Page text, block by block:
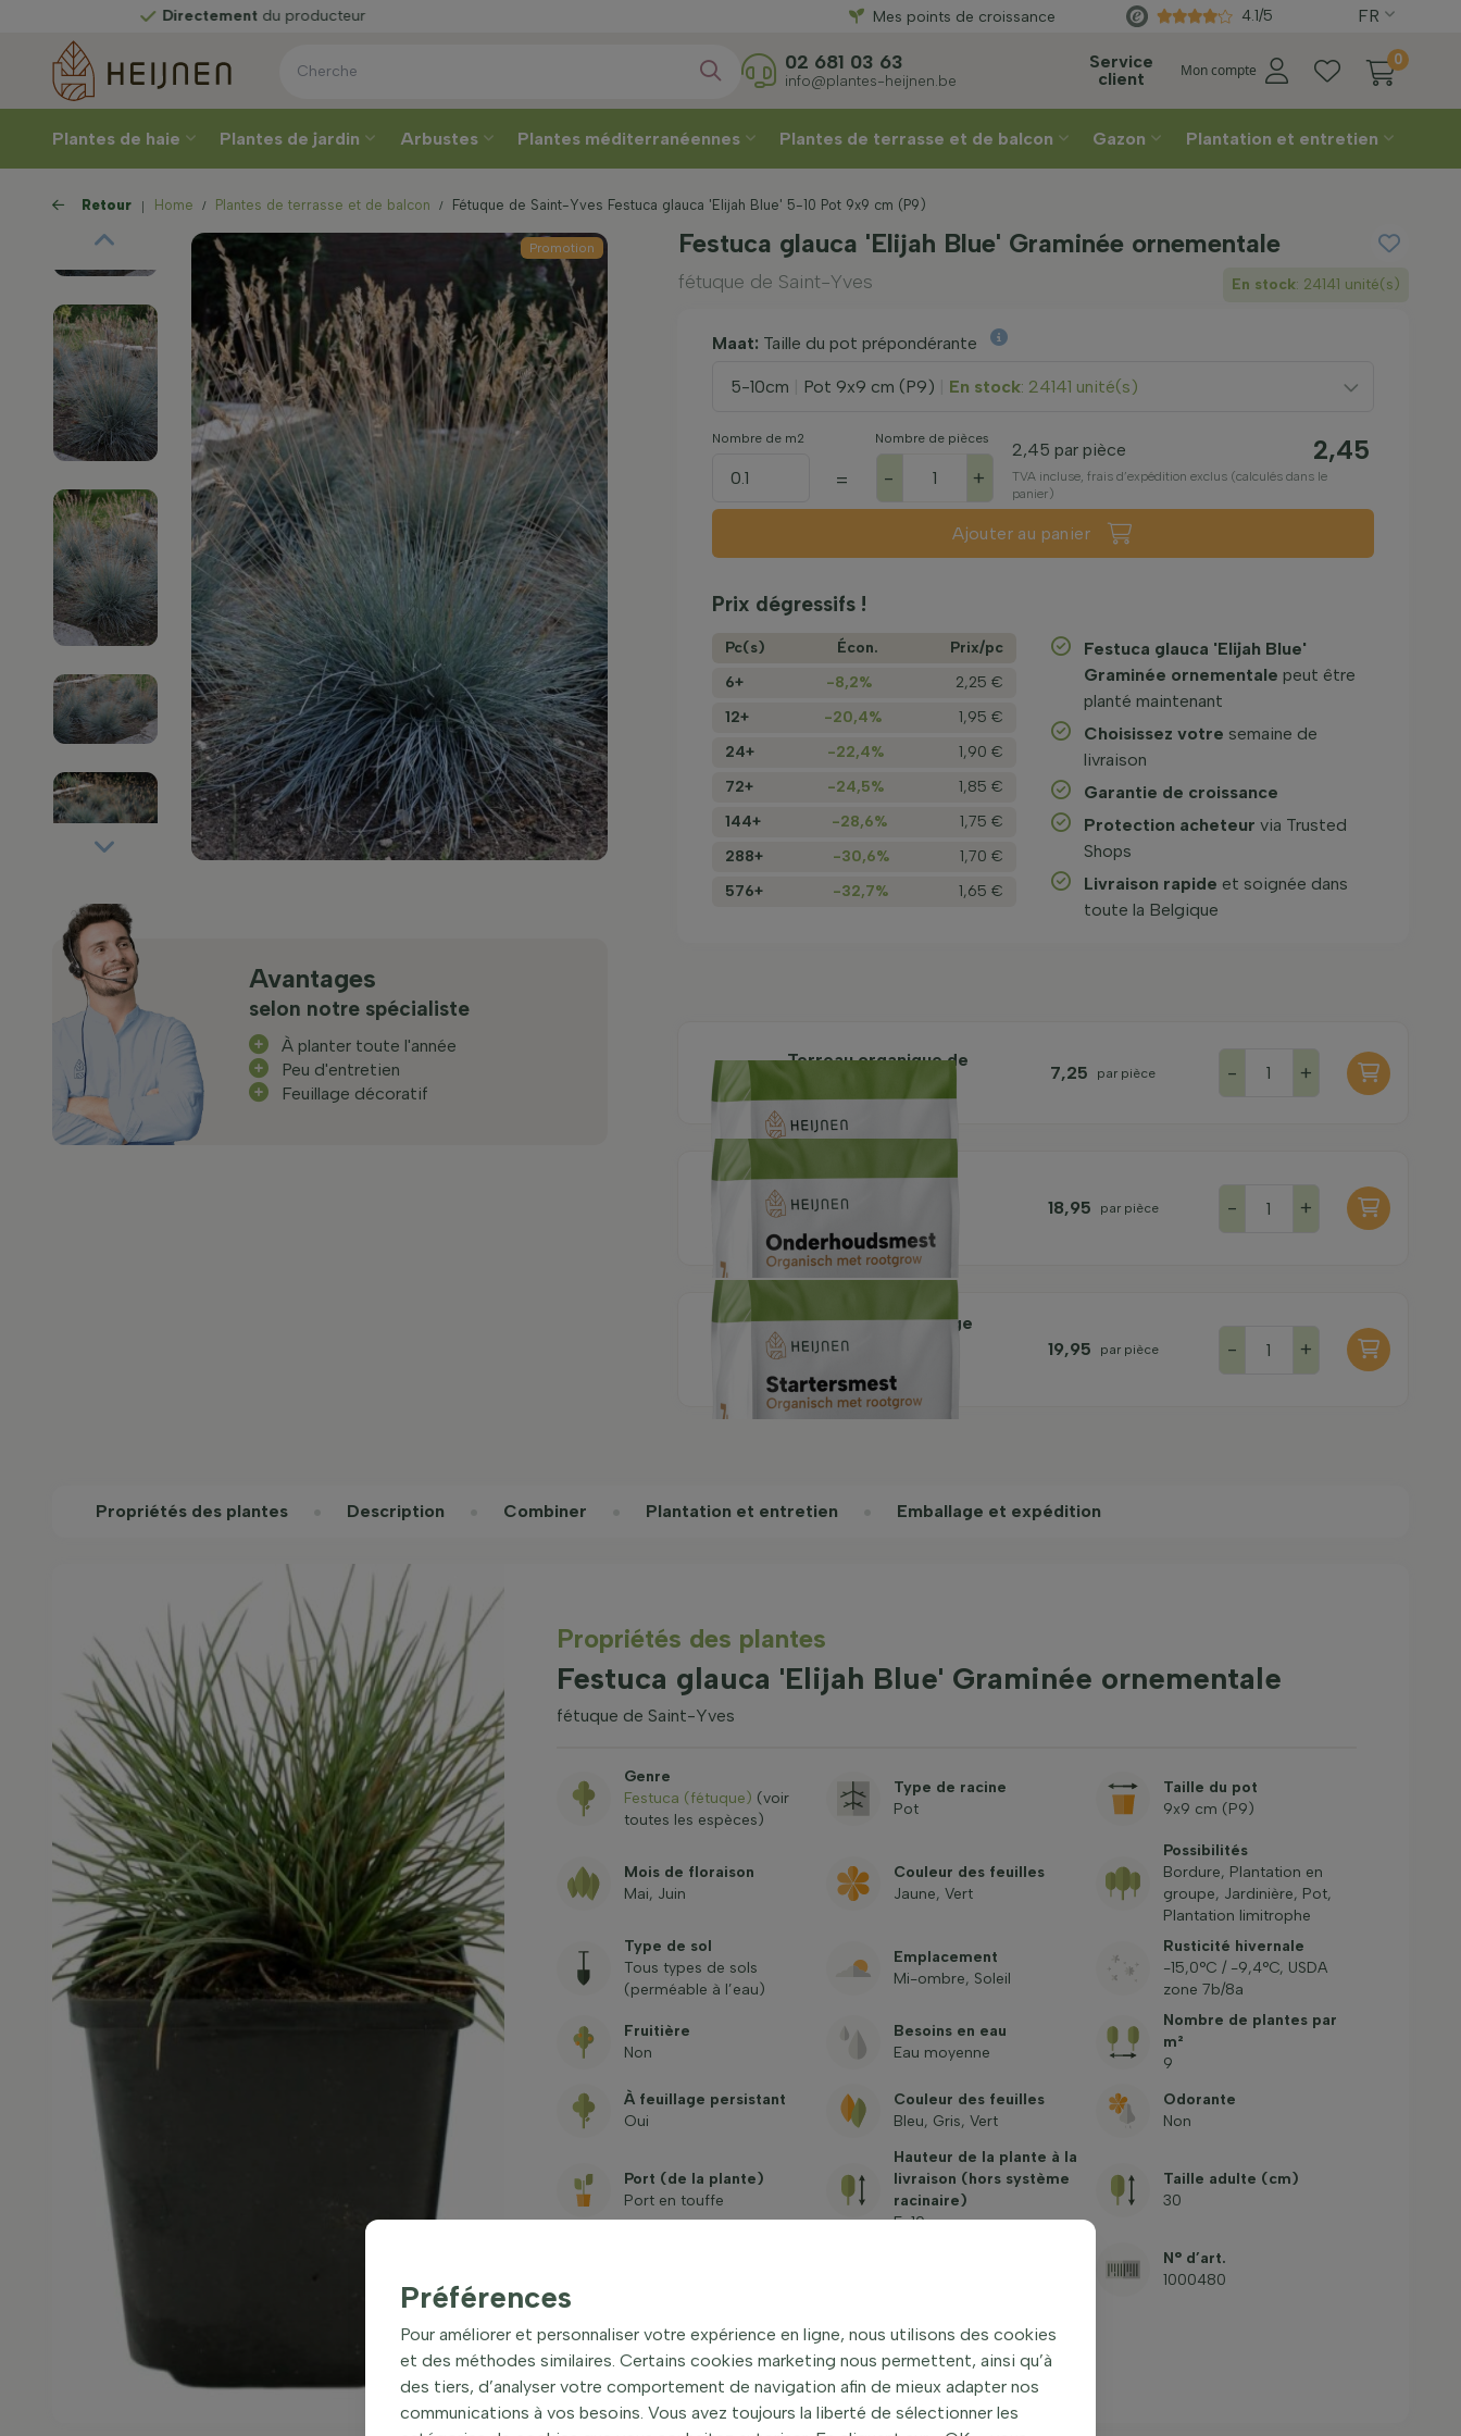
Directementdu producteur Choisissez votresemaine de livraison
Mes points de croissance 4.1/5 FR
Service
client
Mon compte
0
02 681 03 63
info@plantes-heijnen.be
Plantes de haie Plantes de jardin Arbustes Plantes méditerranéennes Plantes de terrasse et de balcon Gazon Plantation et entretien
Retour Home Plantes de terrasse et de balcon Fétuque de Saint-Yves Festuca glauca 'Elijah Blue' 5-10 Pot 9x9 cm (P9)
Festuca glauca 'Elijah Blue' Graminée ornementale
fétuque de Saint-Yves En stock: 24141 unité(s)
Promotion
Avantages
selon notre spécialiste
À planter toute l'année
Peu d'entretien
Feuillage décoratif
Maat: Taille du pot prépondérante
5-10cm Pot 9x9 cm (P9) En stock: 24141 unité(s)
Nombre de m2
=
Nombre de pièces
- +
2,45 par pièce 2,45
TVA incluse, frais d’expédition exclus (calculés dans le
panier)
Ajouter au panier
Prix dégressifs !
Pc(s) Écon.
Prix/­pc
6+
-8,2%
2,25 €
12+
-20,4%
1,95 €
24+
-22,4%
1,90 €
72+
-24,5%
1,85 €
144+
-28,6%
1,75 €
288+
-30,6%
1,70 €
576+
-32,7% 1,65 €
Festuca glauca 'Elijah Blue'
Graminée ornementale peut être
planté maintenant
Choisissez votre semaine de
livraison
Garantie de croissance
Protection acheteur via Trusted
Shops
Livraison rapide et soignée dans
toute la Belgique
Terreau organique de
plantation 40 litres
7,25 par pièce - +
Engrais d'entretien
organique avec
Rootgrow 7 kg
18,95 par pièce - +
Engrais de démarrage
organique avec
Rootgrow 7 kg
19,95 par pièce - +
Propriétés des plantes Description Combiner Plantation et entretien Emballage et expédition
Propriétés des plantes
Festuca glauca 'Elijah Blue' Graminée ornementale
fétuque de Saint-Yves
Genre
Festuca (fétuque) (voir
toutes les espèces)
Type de racine
Pot
Taille du pot
9x9 cm (P9)
Mois de floraison
Mai, Juin
Couleur des feuilles
Jaune, Vert
Possibilités
Bordure, Plantation en
groupe, Jardinière, Pot,
Plantation limitrophe
Type de sol
Tous types de sols
(perméable à l’eau)
Emplacement
Mi-ombre, Soleil
Rusticité hivernale
-15,0°C / -9,4°C, USDA
zone 7b/8a
Fruitière
Non
Besoins en eau
Eau moyenne
Nombre de plantes par
m²
9
À feuillage persistant
Oui
Couleur des feuilles
Bleu, Gris, Vert
Odorante
Non
Port (de la plante)
Port en touffe
Hauteur de la plante à la
livraison (hors système
racinaire)
5-10
Taille adulte (cm)
30
N° d’art.
1000480
Voir les questions
fréquemment posées
Préférences
Pour améliorer et personnaliser votre expérience en ligne, nous utilisons des cookies
et des méthodes similaires. Certains cookies marketing nous permettent, ainsi qu’à
des tiers, d’analyser votre comportement de navigation afin de mieux adapter nos
communications à vos besoins. Vous avez toujours la liberté de sélectionner les